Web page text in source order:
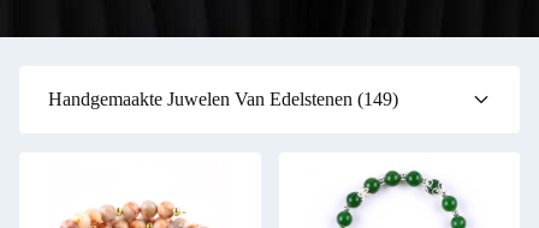
Handgemaakte Juwelen Van Edelstenen (149)